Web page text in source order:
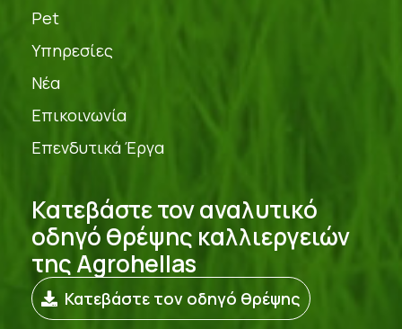
Pet
Υπηρεσίες
Νέα
Επικοινωνία
Επενδυτικά Έργα
Κατεβάστε τον αναλυτικό
οδηγό θρέψης καλλιεργειών
της Agrohellas
Κατεβάστε τον οδηγό θρέψης